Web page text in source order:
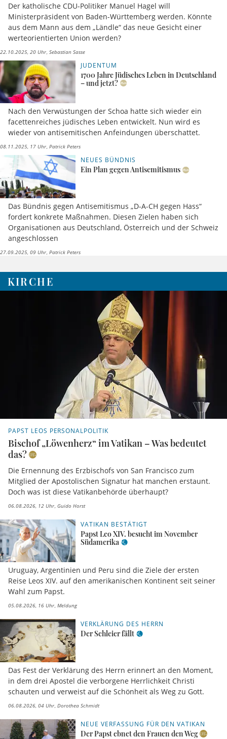
Der katholische CDU-Politiker Manuel Hagel will
Ministerpräsident von Baden-Württemberg werden. Könnte
aus dem Mann aus dem „Ländle“ das neue Gesicht einer
werteorientierten Union werden?
22.10.2025, 20 Uhr Sebastian Sasse
JUDENTUM
1700 Jahre Jüdisches Leben in Deutschland
– und jetzt?
Nach den Verwüstungen der Schoa hatte sich wieder ein
facettenreiches jüdisches Leben entwickelt. Nun wird es
wieder von antisemitischen Anfeindungen überschattet.
08.11.2025, 17 Uhr Patrick Peters
NEUES BÜNDNIS
Ein Plan gegen Antisemitismus
Das Bündnis gegen Antisemitismus „D-A-CH gegen Hass“
fordert konkrete Maßnahmen. Diesen Zielen haben sich
Organisationen aus Deutschland, Österreich und der Schweiz
angeschlossen
27.09.2025, 09 Uhr Patrick Peters
KIRCHE
PAPST LEOS PERSONALPOLITIK
Bischof „Löwenherz“ im Vatikan – Was bedeutet
das?
Die Ernennung des Erzbischofs von San Francisco zum
Mitglied der Apostolischen Signatur hat manchen erstaunt.
Doch was ist diese Vatikanbehörde überhaupt?
06.08.2026, 12 Uhr Guido Horst
VATIKAN BESTÄTIGT
Papst Leo XIV. besucht im November
Südamerika
Uruguay, Argentinien und Peru sind die Ziele der ersten
Reise Leos XIV. auf den amerikanischen Kontinent seit seiner
Wahl zum Papst.
05.08.2026, 16 Uhr Meldung
VERKLÄRUNG DES HERRN
Der Schleier fällt
Das Fest der Verklärung des Herrn erinnert an den Moment,
in dem drei Apostel die verborgene Herrlichkeit Christi
schauten und verweist auf die Schönheit als Weg zu Gott.
06.08.2026, 04 Uhr Dorothea Schmidt
NEUE VERFASSUNG FÜR DEN VATIKAN
Der Papst ebnet den Frauen den Weg